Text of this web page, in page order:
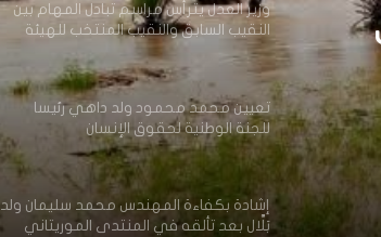
وزير العدل يترأس مراسم تبادل المهام بين
النقيب السابق والنقيب المنتخب للهيئة
الوطنية للمحامين
تعيين محمد محمود ولد داهي رئيسا
للجنة الوطنية لحقوق الإنسان
إشادة بكفاءة المهندس محمد سليمان ولد
بَلَّال بعد تألقه في المنتدى الموريتاني